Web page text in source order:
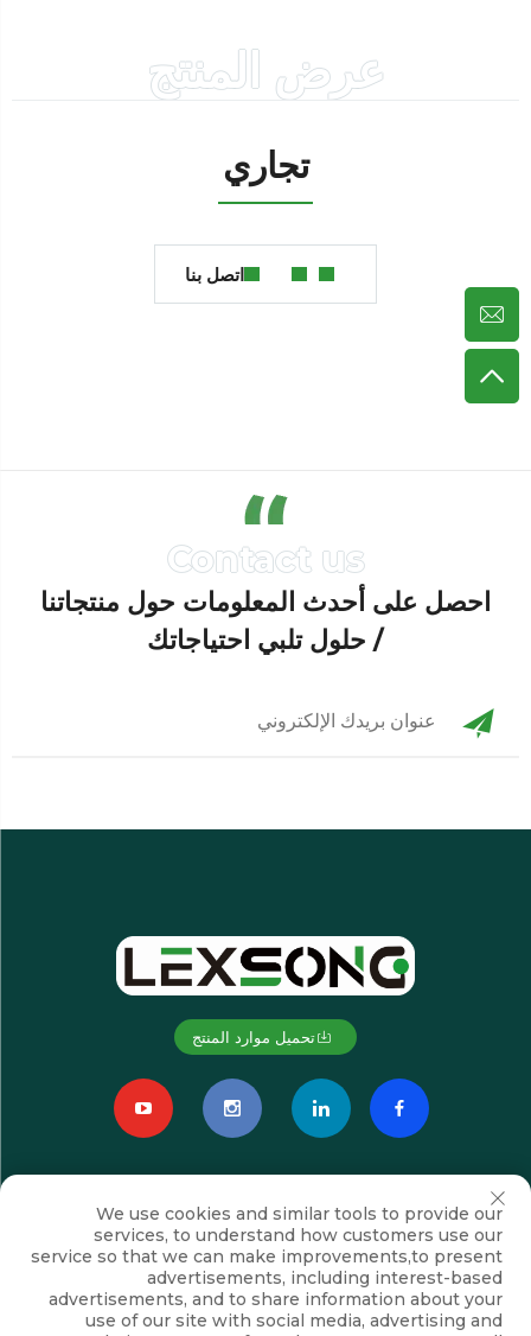
عرض المنتج
تجاري
اتصل بنا
احصل على أحدث المعلومات حول منتجاتنا
/ حلول تلبي احتياجاتك
تحميل موارد المنتج
الاشتراك
We use cookies and similar tools to provide our
services, to understand how customers use our
service so that we can make improvements,to present
advertisements, including interest-based
advertisements, and to share information about your
use of our site with social media, advertising and